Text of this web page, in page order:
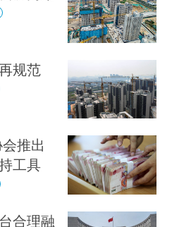
规范
推出
工具
合理融